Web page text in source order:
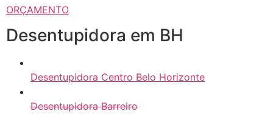
ORÇAMENTO
Desentupidora em BH
Desentupidora Centro Belo Horizonte
Desentupidora Barreiro